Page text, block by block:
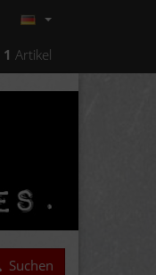
1 Artikel
Suchen